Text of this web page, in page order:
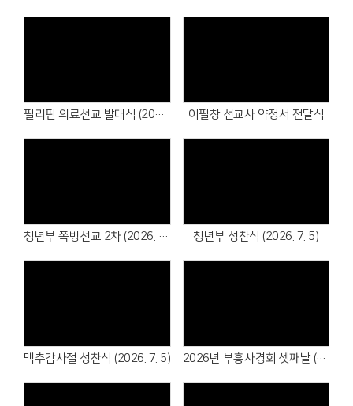
# 첨부 37.KakaoTalk_20250808_204456614.jpg
필리핀 의료선교 발대식 (2026. 7.12) 이필창 선교사 약정서 전달식
청년부 쪽방선교 2차 (2026. 7. 5) 청년부 성찬식 (2026. 7. 5)
맥추감사절 성찬식 (2026. 7. 5) 2026년 부흥사경회 셋째날 (2026. 6.24)